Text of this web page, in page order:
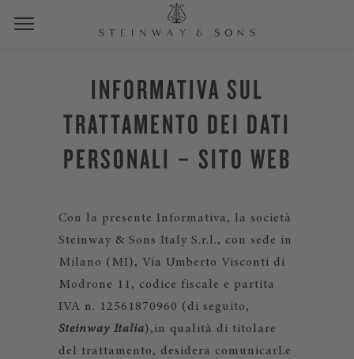
INFORMATIVA SUL
TRATTAMENTO DEI DATI
PERSONALI – SITO WEB
Con la presente Informativa, la società
Steinway & Sons Italy S.r.l., con sede in
Milano (MI), Via Umberto Visconti di
Modrone 11, codice fiscale e partita
IVA n. 12561870960 (di seguito,
Steinway Italia),in qualità di titolare
del trattamento, desidera comunicarLe